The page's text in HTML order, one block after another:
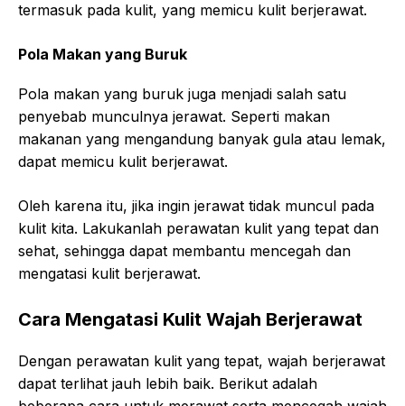
termasuk pada kulit, yang memicu kulit berjerawat.
Pola Makan yang Buruk
Pola makan yang buruk juga menjadi salah satu
penyebab munculnya jerawat. Seperti makan
makanan yang mengandung banyak gula atau lemak,
dapat memicu kulit berjerawat.
Oleh karena itu, jika ingin jerawat tidak muncul pada
kulit kita. Lakukanlah perawatan kulit yang tepat dan
sehat, sehingga dapat membantu mencegah dan
mengatasi kulit berjerawat.
Cara Mengatasi Kulit Wajah Berjerawat
Dengan perawatan kulit yang tepat, wajah berjerawat
dapat terlihat jauh lebih baik. Berikut adalah